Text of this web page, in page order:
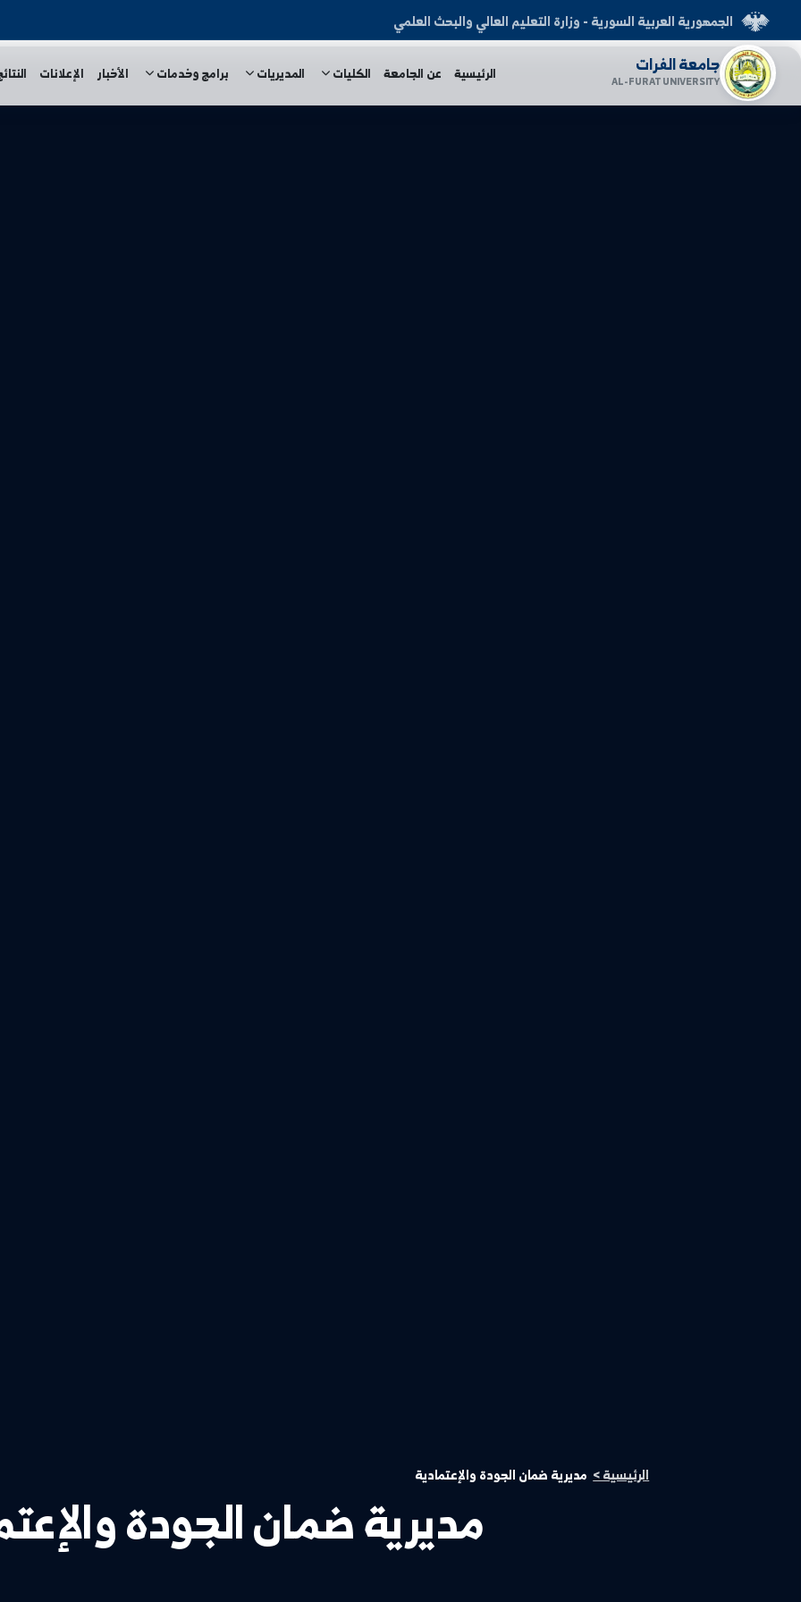
السورية - وزارة التعليم العالي والبحث العلمي
AL-FURAT عن الجامعة الكليات المديريات برامج وخدمات الأخبار الإعلانات النتائج